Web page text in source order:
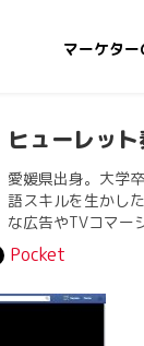
マーケタ
ヒューレッ
愛媛県出身。大学
語スキルを生かし
な広告やTVコマー
Pocket